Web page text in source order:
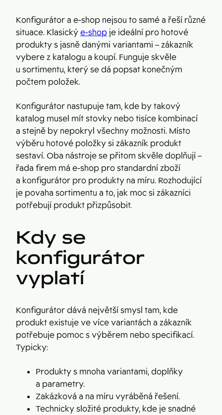
Konfigurátor a e-shop nejsou to samé a řeší různé
situace. Klasickýe-shop je ideální pro hotové
produkty s jasně danými variantami – zákazník
vybere z katalogu a koupí. Funguje skvěle
u sortimentu, který se dá popsat konečným
počtem položek.
Konfigurátor nastupuje tam, kde by takový
katalog musel mít stovky nebo tisíce kombinací
a stejně by nepokryl všechny možnosti. Místo
výběru hotové položky si zákazník produkt
sestaví. Oba nástroje se přitom skvěle doplňují –
řada firem má e-shop pro standardní zboží
a konfigurátor pro produkty na míru. Rozhodující
je povaha sortimentu a to, jak moc si zákazníci
potřebují produkt přizpůsobit.
Kdy se
konfigurátor
vyplatí
Konfigurátor dává největší smysl tam, kde
produkt existuje ve více variantách a zákazník
potřebuje pomoc s výběrem nebo specifikací.
Typicky:
Produkty s mnoha variantami, doplňky
a parametry.
Zakázková a na míru vyráběná řešení.
Technicky složité produkty, kde je snadné